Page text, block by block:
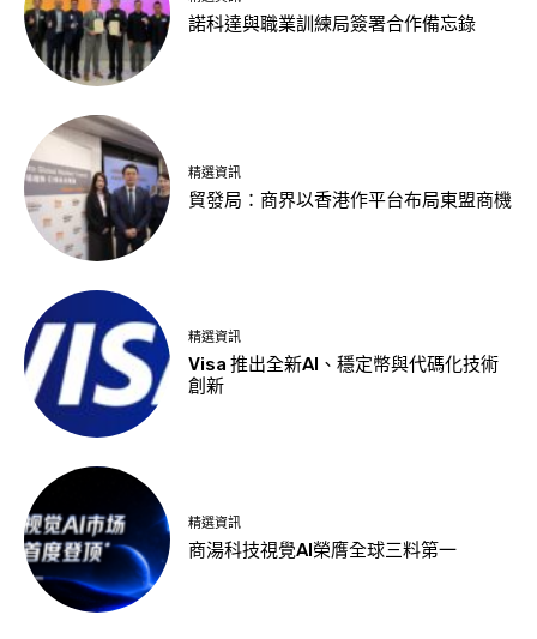
諾科達與職業訓練局簽署合作備忘錄
精選資訊
貿發局：商界以香港作平台布局東盟商機
精選資訊
Visa 推出全新AI、穩定幣與代碼化技術
創新
精選資訊
商湯科技視覺AI榮膺全球三料第一